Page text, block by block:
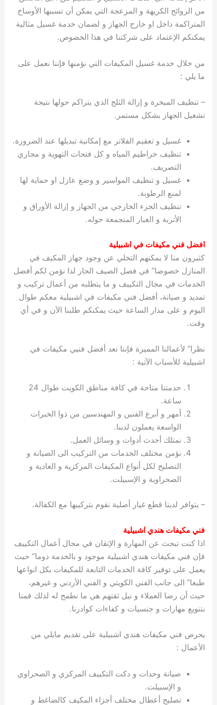
من الروائح الكريهة و المزعجة التي يمكن أن تسببها الأوساخ
المتراكمة داخل او خارج الجهاز و لضمان خدمة غسيل مثالية
يمكنكم الإعتماد على شركتنا في هذا الخصوص.
من خلال خدمة غسيل المكيفات التي نؤمنها فإننا نعمل على
ما يلي :
– تنظيف المبخرة و إزالة الثلج الذي يتراكم حولها نتيجة
تشغيل الجهاز بشكل مستمر.
غسيل و تعقيم الفلاتر مع إمكانية تبديلها عند الضرورة.
تنظيف خراطيم المياه و كل فتحات التهوية و مجاري
التصريف.
غسيل و تنظيف المواسير و وضع عازل او حماية لها
لمنع الرطوبة.
تنظيف الجزء الخارجي من الجهاز و إزالة الأوراق و
الأتربة و الغبار المتجمعة حوله.
افضل فني مكيفات في اشبيلية
كثيرون منا لا يمكنهم التخلي عن وجود جهاز المكيف في
المنازل خصوصا” في فصل الصيف الحار لذا نؤمن لكم أفضل
الخدمات في مجال التكييف و ما يتطلبه من أعمال تركيب و
تمديد و صيانة، أفضل فني مكيفات في اشبيلية معكم طوال
اليوم و على مدار الساعة حيث يمكنكم طلبنا الآن و في أي
وقت.
نظرا” لأعمالنا المميزة فإننا نعد أفضل فنيي مكيفات في
اشبيلية للأسباب الآتية :
خدمتنا متاحة في كافة مناطق الكويت طوال 24
ساعة.
أمهر و أبرع الفنين و المهندسين من ذوا الخبرات
الواسعة يعملون لدينا.
نمتلك أحدث أدوات و وسائل العمل.
نؤمن مختلف الخدمات من التركيب الى الصيانة و
التصليح لكل أنواع المكيفات المركزية و العادية و
الصحراوية و الإسبيلت.
– يتوافر لدينا قطع غيار أصلية نقوم بتركيبها مع الكفالة.
فني مكيفات هندي اشبيلية
اذا كنت تبحث عن المهارة و الإتقان في مجال أعمال التكييف
فإن فني مكيفات هندي اشبيلية موجود و بالخدمة دوما” حيث
يعمل على توفير كافة الخدمات التابعة للمكيفات بكل انواعها
طبعا” الى جانب الفني الكويتي و الفني الأردني و غيرهم،
حيث أن رضا العملاء و نيل ثقتهم هي ما نطمح له لذلك قمنا
بتنويع مهارات و جنسيات و كفاءات كوادرنا.
يحرص فني مكيفات هندي اشبيلية على تقديم مايلي من
الأعمال :
صيانة وحدات و دكت التكييف المركزي و الصحراوي
و الإسبيلت.
تصليح أعطال مختلف أجزاء المكيف كالضاغط و